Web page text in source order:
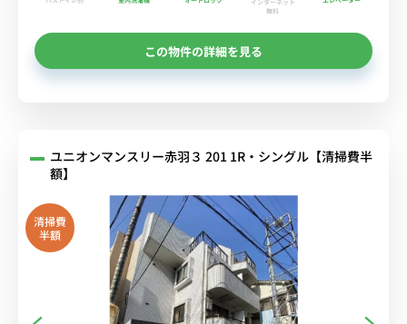
無料
この物件の詳細を見る
ユニオンマンスリー赤羽３ 201 1R・シングル【清掃費半
額】
清掃費
半額